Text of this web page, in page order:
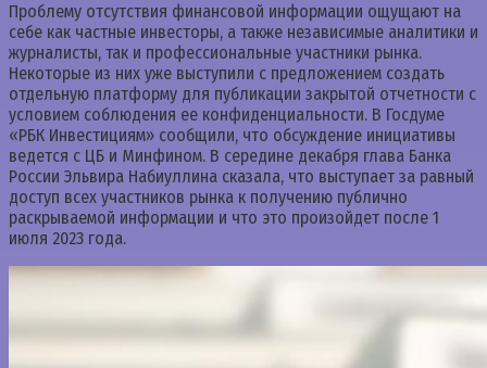
Проблему отсутствия финансовой информации ощущают на
себе как частные инвесторы, а также независимые аналитики и
журналисты, так и профессиональные участники рынка.
Некоторые из них уже выступили с предложением создать
отдельную платформу для публикации закрытой отчетности с
условием соблюдения ее конфиденциальности. В Госдуме
«РБК Инвестициям» сообщили, что обсуждение инициативы
ведется с ЦБ и Минфином. В середине декабря глава Банка
России Эльвира Набиуллина сказала, что выступает за равный
доступ всех участников рынка к получению публично
раскрываемой информации и что это произойдет после 1
июля 2023 года.